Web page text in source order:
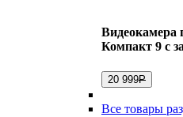
Видеокамера
Компакт 9 с
20 999Р
Все товары